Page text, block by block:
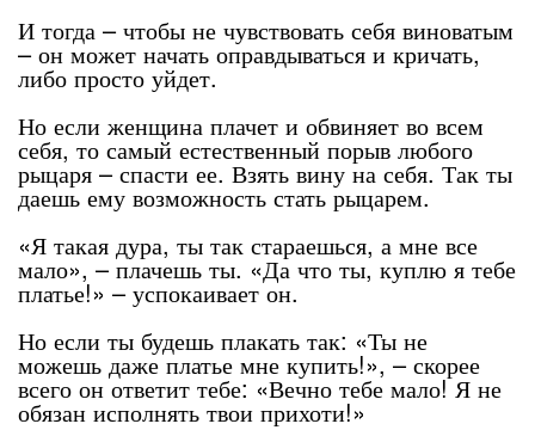
И тогда – чтобы не чувствовать себя виноватым
– он может начать оправдываться и кричать,
либо просто уйдет.
Но если женщина плачет и обвиняет во всем
себя, то самый естественный порыв любого
рыцаря – спасти ее. Взять вину на себя. Так ты
даешь ему возможность стать рыцарем.
«Я такая дура, ты так стараешься, а мне все
мало», – плачешь ты. «Да что ты, куплю я тебе
платье!» – успокаивает он.
Но если ты будешь плакать так: «Ты не
можешь даже платье мне купить!», – скорее
всего он ответит тебе: «Вечно тебе мало! Я не
обязан исполнять твои прихоти!»